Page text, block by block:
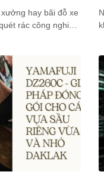
hay bãi đỗ xe
rác công nghiệp
ngay trong bài viết